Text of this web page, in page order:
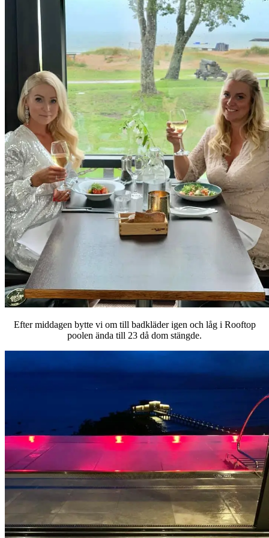
Efter middagen bytte vi om till badkläder igen och låg i Rooftop
poolen ända till 23 då dom stängde.